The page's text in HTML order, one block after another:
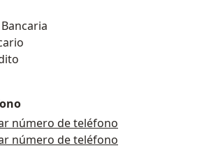
número de teléfono
número de teléfono